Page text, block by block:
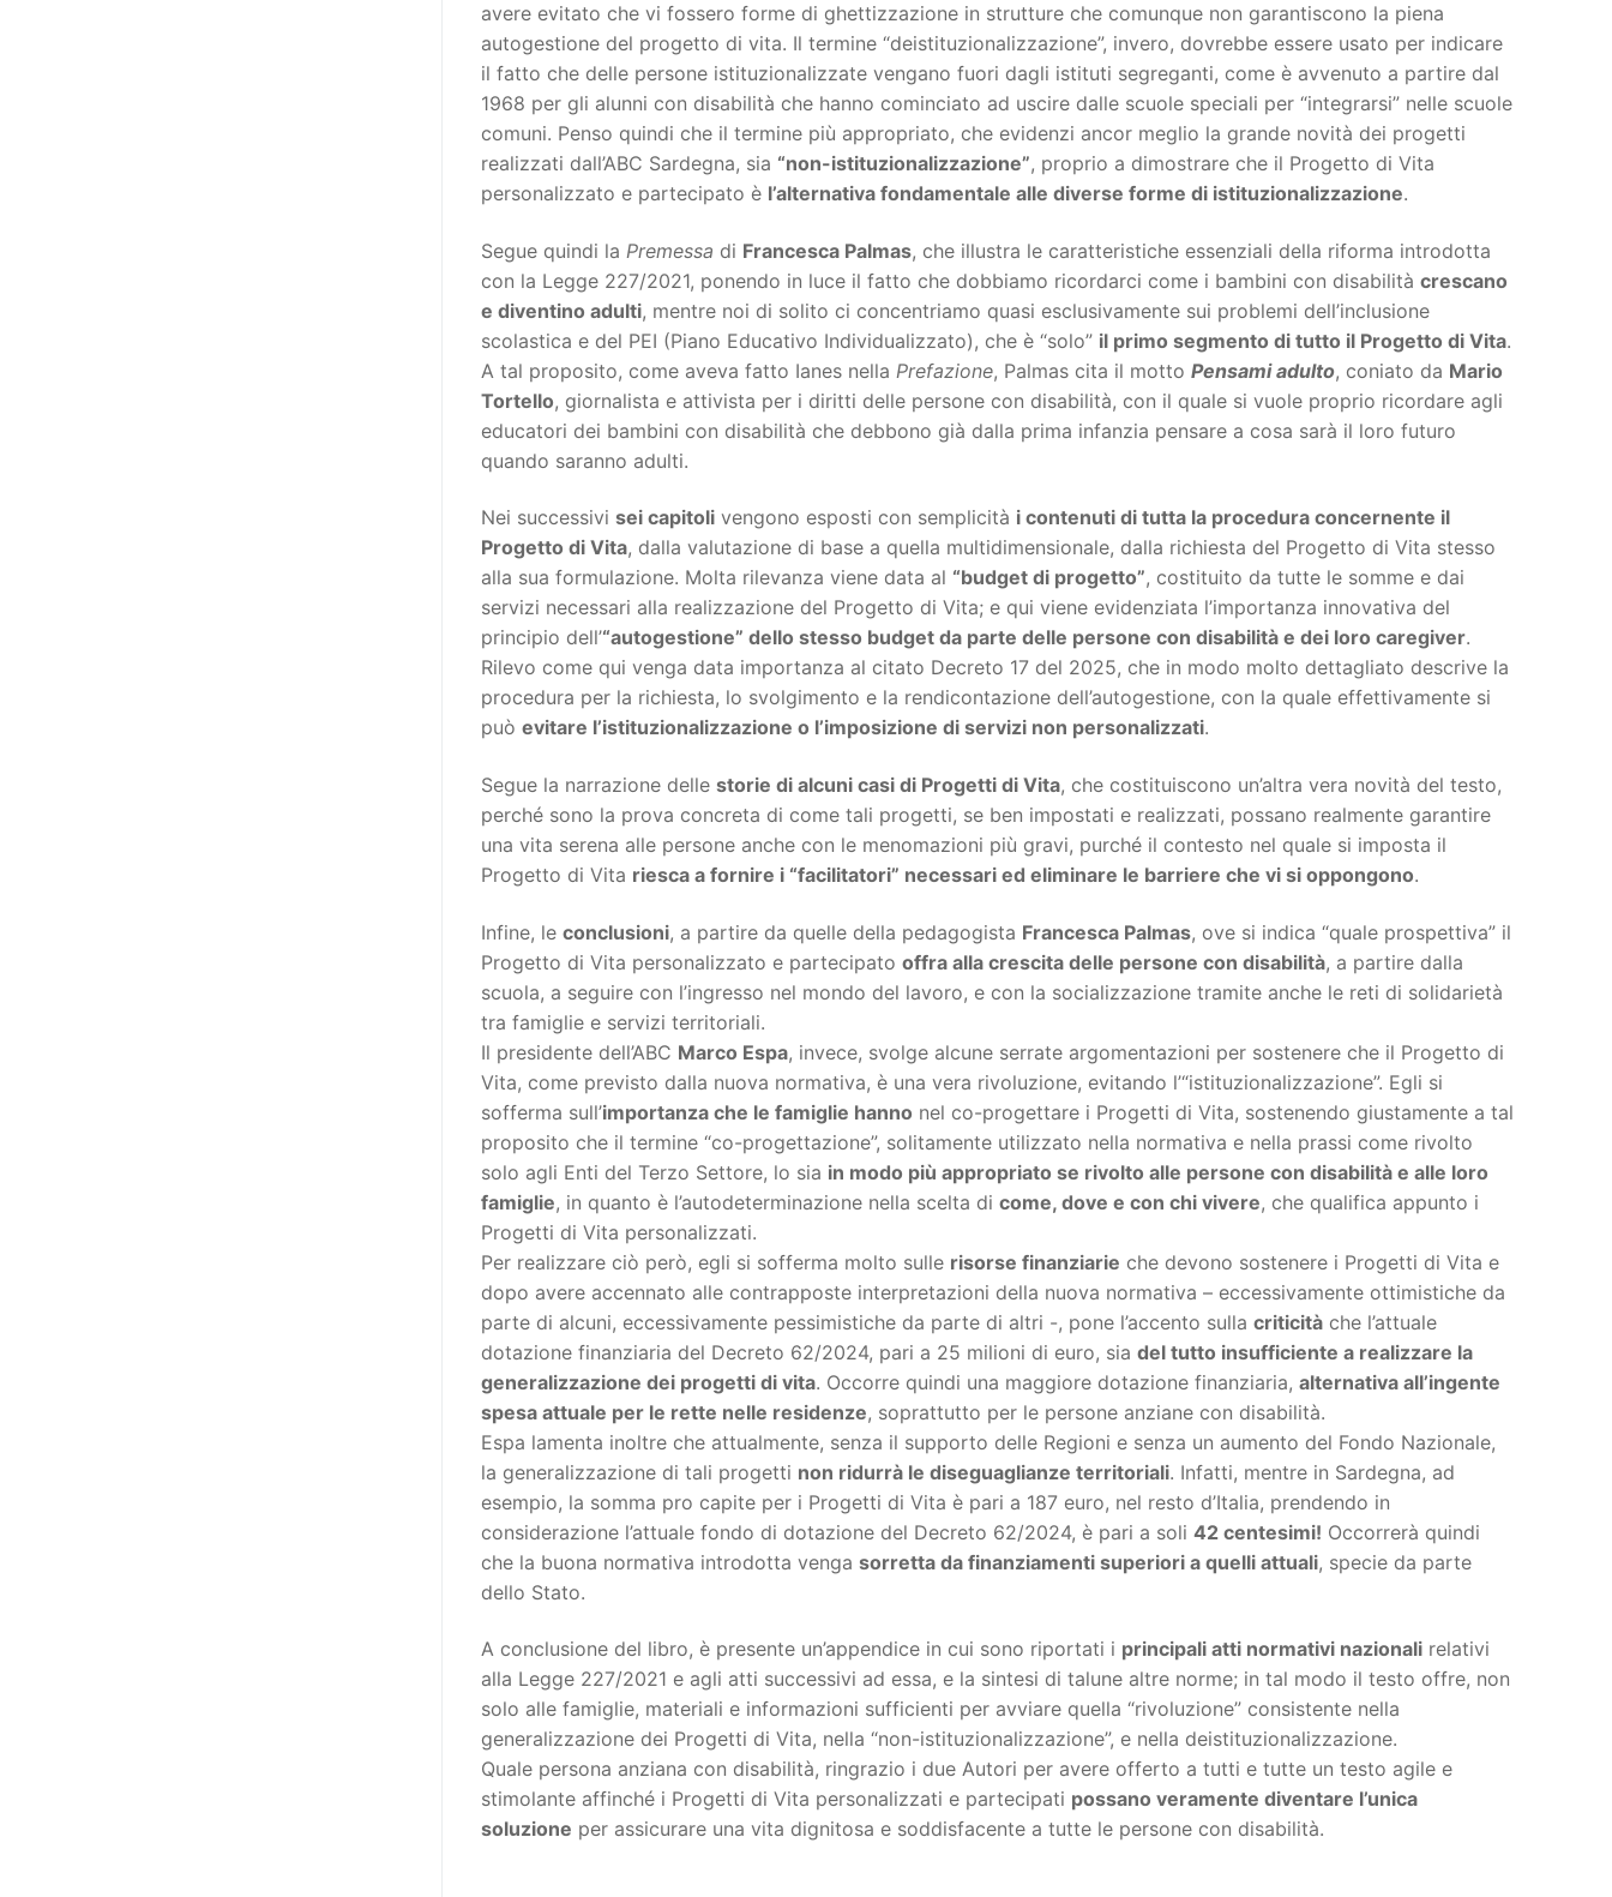
avere evitato che vi fossero forme di ghettizzazione in strutture che comunque non garantiscono la piena
autogestione del progetto di vita. Il termine “deistituzionalizzazione”, invero, dovrebbe essere usato per indicare
il fatto che delle persone istituzionalizzate vengano fuori dagli istituti segreganti, come è avvenuto a partire dal
1968 per gli alunni con disabilità che hanno cominciato ad uscire dalle scuole speciali per “integrarsi” nelle scuole
comuni. Penso quindi che il termine più appropriato, che evidenzi ancor meglio la grande novità dei progetti
realizzati dall’ABC Sardegna, sia “non-istituzionalizzazione”, proprio a dimostrare che il Progetto di Vita
personalizzato e partecipato è l’alternativa fondamentale alle diverse forme di istituzionalizzazione.
Segue quindi la Premessa di Francesca Palmas, che illustra le caratteristiche essenziali della riforma introdotta
con la Legge 227/2021, ponendo in luce il fatto che dobbiamo ricordarci come i bambini con disabilità crescano
e diventino adulti, mentre noi di solito ci concentriamo quasi esclusivamente sui problemi dell’inclusione
scolastica e del PEI (Piano Educativo Individualizzato), che è “solo” il primo segmento di tutto il Progetto di Vita.
A tal proposito, come aveva fatto Ianes nella Prefazione, Palmas cita il motto Pensami adulto, coniato da Mario
Tortello, giornalista e attivista per i diritti delle persone con disabilità, con il quale si vuole proprio ricordare agli
educatori dei bambini con disabilità che debbono già dalla prima infanzia pensare a cosa sarà il loro futuro
quando saranno adulti.
Nei successivi sei capitoli vengono esposti con semplicità i contenuti di tutta la procedura concernente il
Progetto di Vita, dalla valutazione di base a quella multidimensionale, dalla richiesta del Progetto di Vita stesso
alla sua formulazione. Molta rilevanza viene data al “budget di progetto”, costituito da tutte le somme e dai
servizi necessari alla realizzazione del Progetto di Vita; e qui viene evidenziata l’importanza innovativa del
principio dell’“autogestione” dello stesso budget da parte delle persone con disabilità e dei loro caregiver.
Rilevo come qui venga data importanza al citato Decreto 17 del 2025, che in modo molto dettagliato descrive la
procedura per la richiesta, lo svolgimento e la rendicontazione dell’autogestione, con la quale effettivamente si
può evitare l’istituzionalizzazione o l’imposizione di servizi non personalizzati.
Segue la narrazione delle storie di alcuni casi di Progetti di Vita, che costituiscono un’altra vera novità del testo,
perché sono la prova concreta di come tali progetti, se ben impostati e realizzati, possano realmente garantire
una vita serena alle persone anche con le menomazioni più gravi, purché il contesto nel quale si imposta il
Progetto di Vita riesca a fornire i “facilitatori” necessari ed eliminare le barriere che vi si oppongono.
Infine, le conclusioni, a partire da quelle della pedagogista Francesca Palmas, ove si indica “quale prospettiva” il
Progetto di Vita personalizzato e partecipato offra alla crescita delle persone con disabilità, a partire dalla
scuola, a seguire con l’ingresso nel mondo del lavoro, e con la socializzazione tramite anche le reti di solidarietà
tra famiglie e servizi territoriali.
Il presidente dell’ABC Marco Espa, invece, svolge alcune serrate argomentazioni per sostenere che il Progetto di
Vita, come previsto dalla nuova normativa, è una vera rivoluzione, evitando l’“istituzionalizzazione”. Egli si
sofferma sull’importanza che le famiglie hanno nel co-progettare i Progetti di Vita, sostenendo giustamente a tal
proposito che il termine “co-progettazione”, solitamente utilizzato nella normativa e nella prassi come rivolto
solo agli Enti del Terzo Settore, lo sia in modo più appropriato se rivolto alle persone con disabilità e alle loro
famiglie, in quanto è l’autodeterminazione nella scelta di come, dove e con chi vivere, che qualifica appunto i
Progetti di Vita personalizzati.
Per realizzare ciò però, egli si sofferma molto sulle risorse finanziarie che devono sostenere i Progetti di Vita e
dopo avere accennato alle contrapposte interpretazioni della nuova normativa – eccessivamente ottimistiche da
parte di alcuni, eccessivamente pessimistiche da parte di altri -, pone l’accento sulla criticità che l’attuale
dotazione finanziaria del Decreto 62/2024, pari a 25 milioni di euro, sia del tutto insufficiente a realizzare la
generalizzazione dei progetti di vita. Occorre quindi una maggiore dotazione finanziaria, alternativa all’ingente
spesa attuale per le rette nelle residenze, soprattutto per le persone anziane con disabilità.
Espa lamenta inoltre che attualmente, senza il supporto delle Regioni e senza un aumento del Fondo Nazionale,
la generalizzazione di tali progetti non ridurrà le diseguaglianze territoriali. Infatti, mentre in Sardegna, ad
esempio, la somma pro capite per i Progetti di Vita è pari a 187 euro, nel resto d’Italia, prendendo in
considerazione l’attuale fondo di dotazione del Decreto 62/2024, è pari a soli 42 centesimi! Occorrerà quindi
che la buona normativa introdotta venga sorretta da finanziamenti superiori a quelli attuali, specie da parte
dello Stato.
A conclusione del libro, è presente un’appendice in cui sono riportati i principali atti normativi nazionali relativi
alla Legge 227/2021 e agli atti successivi ad essa, e la sintesi di talune altre norme; in tal modo il testo offre, non
solo alle famiglie, materiali e informazioni sufficienti per avviare quella “rivoluzione” consistente nella
generalizzazione dei Progetti di Vita, nella “non-istituzionalizzazione”, e nella deistituzionalizzazione.
Quale persona anziana con disabilità, ringrazio i due Autori per avere offerto a tutti e tutte un testo agile e
stimolante affinché i Progetti di Vita personalizzati e partecipati possano veramente diventare l’unica
soluzione per assicurare una vita dignitosa e soddisfacente a tutte le persone con disabilità.